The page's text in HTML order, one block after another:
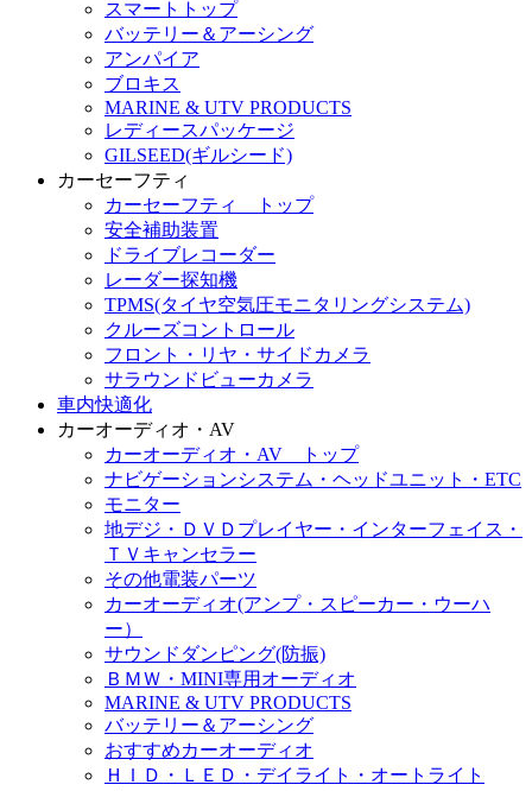
スマートトップ
バッテリー＆アーシング
アンパイア
ブロキス
MARINE & UTV PRODUCTS
レディースパッケージ
GILSEED(ギルシード)
カーセーフティ
カーセーフティ トップ
安全補助装置
ドライブレコーダー
レーダー探知機
TPMS(タイヤ空気圧モニタリングシステム)
クルーズコントロール
フロント・リヤ・サイドカメラ
サラウンドビューカメラ
車内快適化
カーオーディオ・AV
カーオーディオ・AV トップ
ナビゲーションシステム・ヘッドユニット・ETC
モニター
地デジ・ＤＶＤプレイヤー・インターフェイス・
ＴＶキャンセラー
その他電装パーツ
カーオーディオ(アンプ・スピーカー・ウーハ
ー）
サウンドダンピング(防振)
ＢＭＷ・MINI専用オーディオ
MARINE & UTV PRODUCTS
バッテリー＆アーシング
おすすめカーオーディオ
ＨＩＤ・ＬＥＤ・デイライト・オートライト